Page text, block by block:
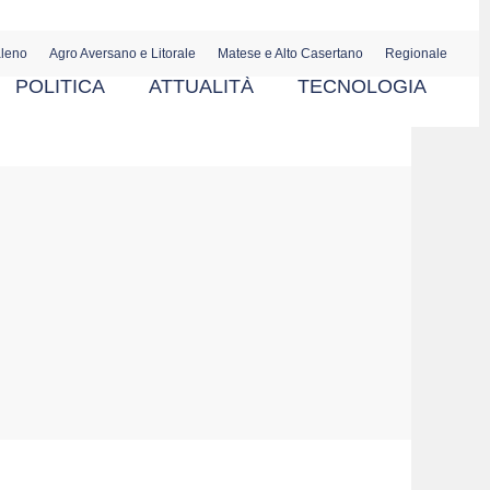
Agro Aversano e Litorale Matese e Alto Casertano Regionale
POLITICA ATTUALITÀ TECNOLOGIA